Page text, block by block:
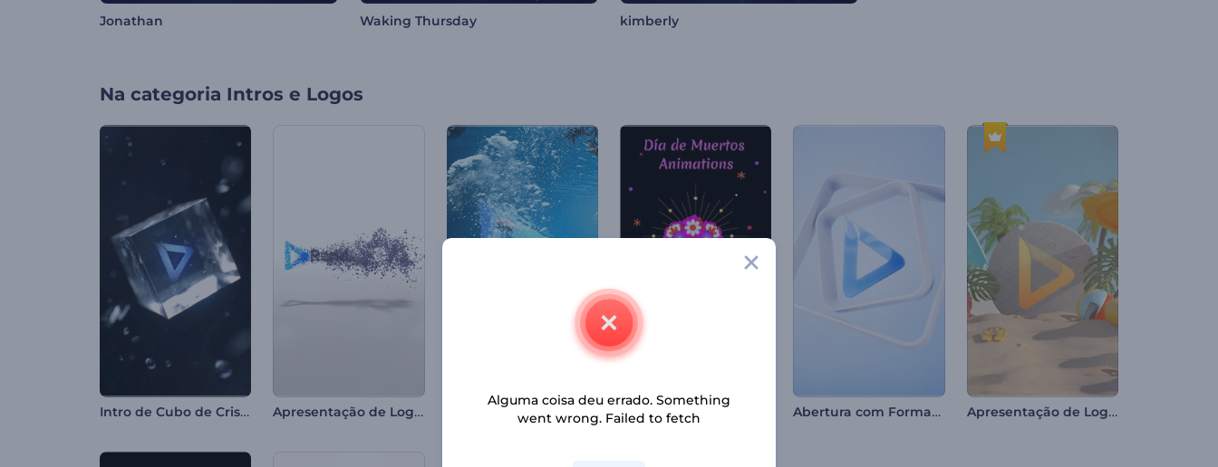
Jonathan Waking Thursday kimberly
Na categoria Intros e Logos
Intro de Cubo de Cristal Apresentação de Logo - Partículas Simples Abertura com Formas Minimalistas Apresentação de Logo - Férias de Verão
Alguma coisa deu errado. Something
went wrong. Failed to fetch